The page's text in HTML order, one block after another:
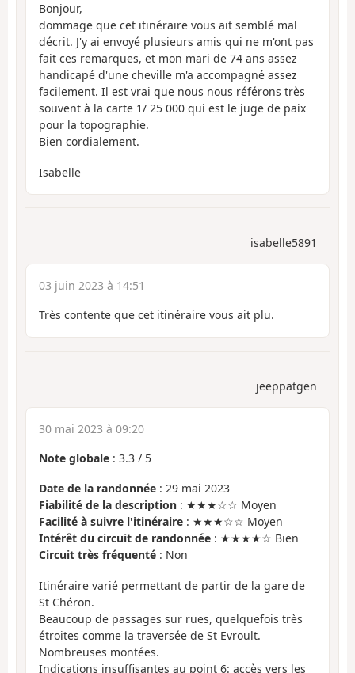
Bonjour,
dommage que cet itinéraire vous ait semblé mal
décrit. J'y ai envoyé plusieurs amis qui ne m'ont pas
fait ces remarques, et mon mari de 74 ans assez
handicapé d'une cheville m'a accompagné assez
facilement. Il est vrai que nous nous référons très
souvent à la carte 1/ 25 000 qui est le juge de paix
pour la topographie.
Bien cordialement.
Isabelle
isabelle5891
03 juin 2023 à 14:51
Très contente que cet itinéraire vous ait plu.
jeeppatgen
30 mai 2023 à 09:20
Note globale : 3.3 / 5
Date de la randonnée : 29 mai 2023
Fiabilité de la description : ★★★☆☆ Moyen
Facilité à suivre l'itinéraire : ★★★☆☆ Moyen
Intérêt du circuit de randonnée : ★★★★☆ Bien
Circuit très fréquenté : Non
Itinéraire varié permettant de partir de la gare de
St Chéron.
Beaucoup de passages sur rues, quelquefois très
étroites comme la traversée de St Evroult.
Nombreuses montées.
Indications insuffisantes au point 6: accès vers les